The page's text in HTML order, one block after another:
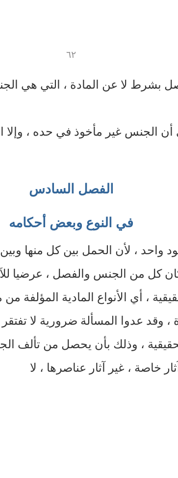
٦٢
بشرط لا عن المادة ، التي هي
الجنس غير مأخوذ في حده ، وإلا
الفصل السادس
في النوع وبعض أحكامه
واحد ، لأن الحمل بين كل منها
كل من الجنس والفصل ، عرضيا
، أي الأنواع المادية
عدوا المسألة ضرورية لا
، وذلك بأن يحصل من تألف
خاصة ، غير آثار عناصرها ، لا